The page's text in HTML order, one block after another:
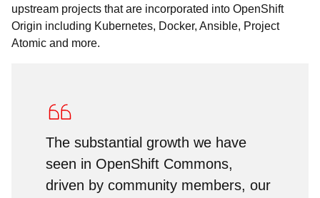
upstream projects that are incorporated into OpenShift
Origin including Kubernetes, Docker, Ansible, Project
Atomic and more.
The substantial growth we have
seen in OpenShift Commons,
driven by community members, our